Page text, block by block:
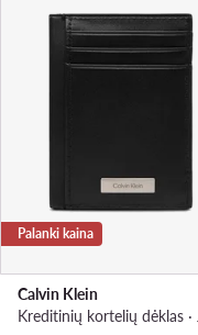
Palanki kaina
Calvin Klein